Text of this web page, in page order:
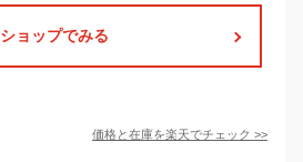
ショップでみる
価格と在庫を楽天でチェック >>